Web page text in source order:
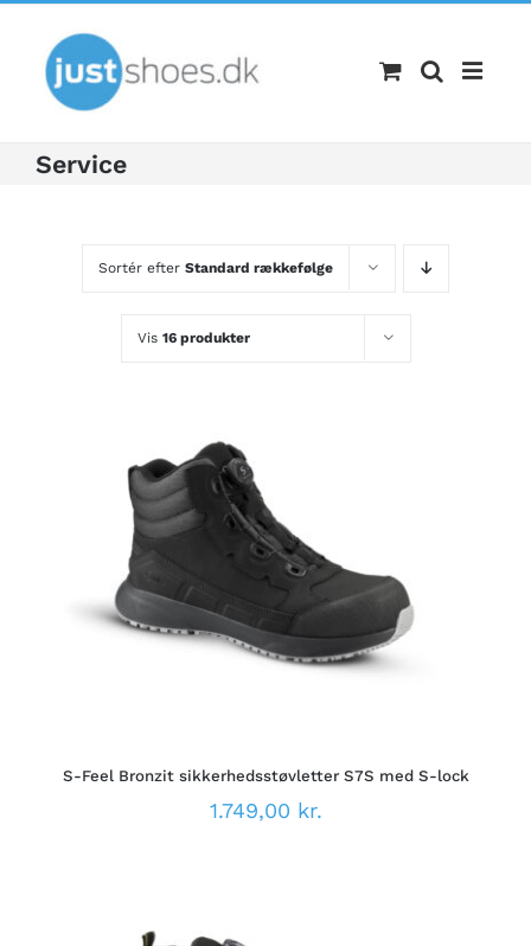
content
Service
Sortér efter Standard rækkefølge
Vis 16 produkter
VÆLG MULIGHEDER DETTE
VARE
FLERE
VARIANTER.
VARESIDEN
DETALJER
S-Feel Bronzit sikkerhedsstøvletter S7S med S-lock
1.749,00 kr.